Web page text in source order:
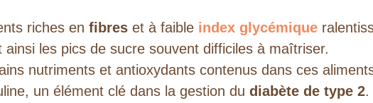
riches en fibreset à faible index glycémique
ainsi les pics de sucre souvent difficiles à maîtriser.
nutriments et antioxydants contenus dans ces
un élément clé dans la gestion du diabète de type 2.